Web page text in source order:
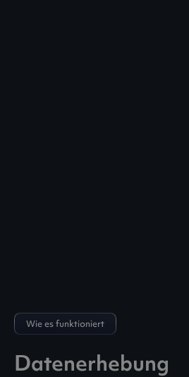
Wie es funktioniert
Datenerhebung